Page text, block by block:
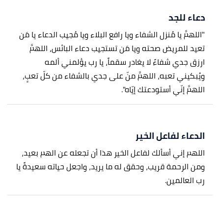
دعاء للجد
"اللهمَّ يا مُنزل الشفاء ويا رافع البلاء ويا مُجيب الدعاء يا مَن
تعيد للمريض صحته ويا مَن تستجيب دعاء البائس، اللهمَّ
ارزق جدي شفاءً لا يغادر سقماً، يا رب يؤلمني ألمه
ويُبكيني تعبه، اللهمَّ منّ على جدي بالشفاء من كلّ تعبٍ،
اللهمَّ إنّي أستودعتك إيّاه".
الدعاء لفاعل الخير
اللهم إني أسألك لفاعل الخير هذا أن تجعله عن الهم بعيد،
ومن الرحمة قريب، وحقق له ما يريد، واجعل حياته سعيدةً يا
رب العالمين.